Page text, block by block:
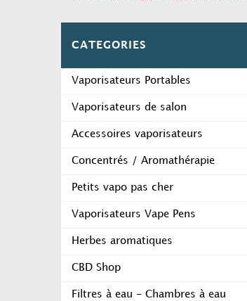
CATEGORIES
Vaporisateurs Portables
Vaporisateurs de salon
Accessoires vaporisateurs
Concentrés / Aromathérapie
Petits vapo pas cher
Vaporisateurs Vape Pens
Herbes aromatiques
CBD Shop
Filtres à eau - Chambres à eau